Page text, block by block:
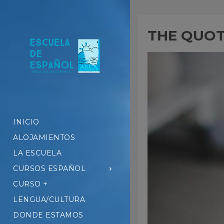
INICIO
ALOJAMIENTOS
LA ESCUELA
CURSOS ESPAÑOL
CURSO +
LENGUA/CULTURA
DONDE ESTAMOS
THE